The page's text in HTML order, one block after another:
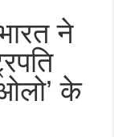
ने
के